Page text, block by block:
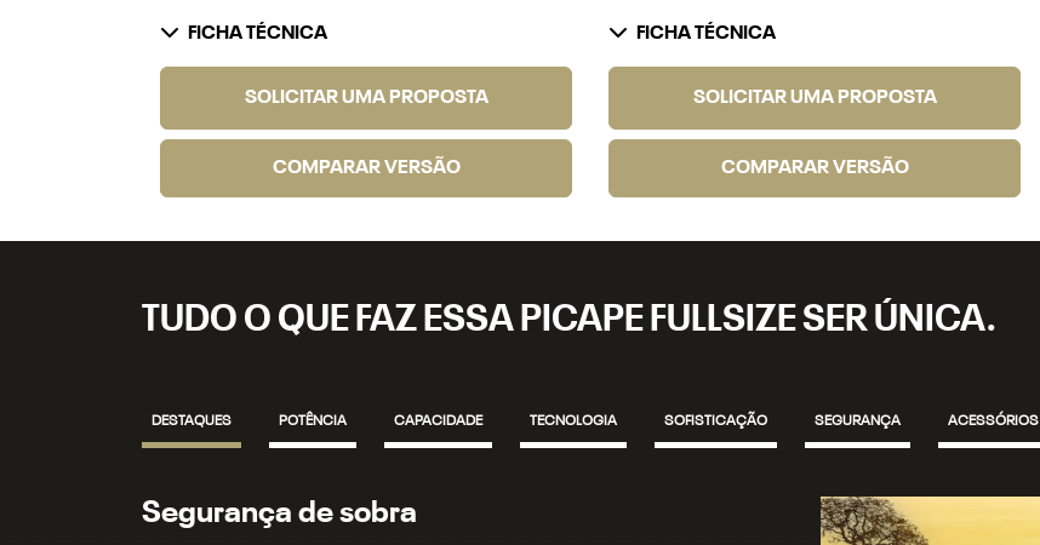
FICHA TÉCNICA
SOLICITAR UMA PROPOSTA
COMPARAR VERSÃO
FICHA TÉCNICA
SOLICITAR UMA PROPOSTA
COMPARAR VERSÃO
TUDO O QUE FAZ ESSA PICAPE FULLSIZE SER ÚNICA.
DESTAQUES POTÊNCIA CAPACIDADE TECNOLOGIA SOFISTICAÇÃO SEGURANÇA ACESSÓRIOS
Motor e performance